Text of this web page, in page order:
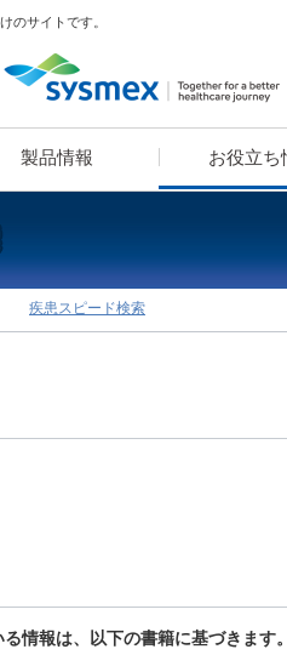
のサイトです。
製品情報
血算装置の導入をお考え
お役立ち
疾患別検査セットライブ
学べる検査知識クイ
漫画コンテンツ・クイ
疾患スピード検索
情報は、以下の書籍に基づきます